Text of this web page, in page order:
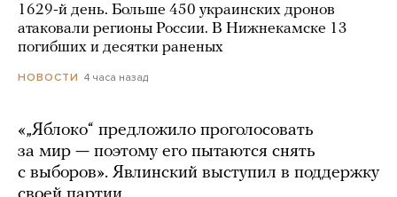
1629-й день. Больше 450 украинских дронов
атаковали регионы России. В Нижнекамске 13
погибших и десятки раненых
НОВОСТИ 4 часа назад
«„Яблоко“ предложило проголосовать
за мир — поэтому его пытаются снять
с выборов». Явлинский выступил в поддержку